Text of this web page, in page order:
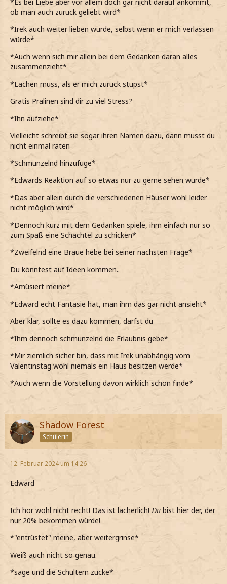
*Es bei Liebe aber vor allem doch gar nicht darauf ankommt,
ob man auch zurück geliebt wird*
*Irek auch weiter lieben würde, selbst wenn er mich verlassen
würde*
*Auch wenn sich mir allein bei dem Gedanken daran alles
zusammenzieht*
*Lachen muss, als er mich zurück stupst*
Gratis Pralinen sind dir zu viel Stress?
*Ihn aufziehe*
Vielleicht schreibt sie sogar ihren Namen dazu, dann musst du
nicht einmal raten
*Schmunzelnd hinzufüge*
*Edwards Reaktion auf so etwas nur zu gerne sehen würde*
*Das aber allein durch die verschiedenen Häuser wohl leider
nicht möglich wird*
*Dennoch kurz mit dem Gedanken spiele, ihm einfach nur so
zum Spaß eine Schachtel zu schicken*
*Zweifelnd eine Braue hebe bei seiner nächsten Frage*
Du könntest auf Ideen kommen..
*Amüsiert meine*
*Edward echt Fantasie hat, man ihm das gar nicht ansieht*
Aber klar, sollte es dazu kommen, darfst du
*Ihm dennoch schmunzelnd die Erlaubnis gebe*
*Mir ziemlich sicher bin, dass mit Irek unabhängig vom
Valentinstag wohl niemals ein Haus besitzen werde*
*Auch wenn die Vorstellung davon wirklich schön finde*
Shadow Forest
Schülerin
12. Februar 2024 um 14:26
Edward
Ich hör wohl nicht recht! Das ist lächerlich!Du bist hier der, der
nur 20% bekommen würde!
*"entrüstet" meine, aber weitergrinse*
Weiß auch nicht so genau.
*sage und die Schultern zucke*